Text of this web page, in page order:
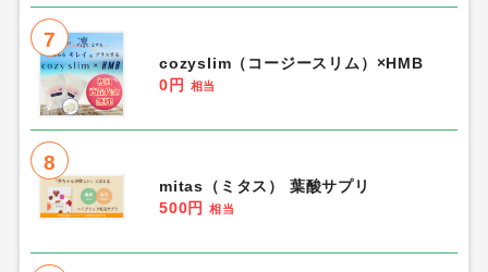
7
cozyslim（コージースリム）×HMB
0円
相当
8
mitas（ミタス） 葉酸サプリ
500円
相当